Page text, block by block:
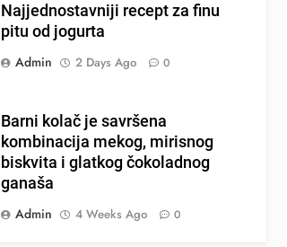
Najjednostavniji recept za finu
pitu od jogurta
Admin
2 Days Ago 0
Barni kolač je savršena
kombinacija mekog, mirisnog
biskvita i glatkog čokoladnog
ganaša
Admin
4 Weeks Ago 0